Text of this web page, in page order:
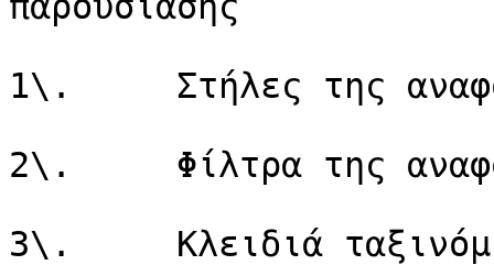
1\.     Στήλες της
2\.     Φίλτρα της
3\.     Κλειδιά